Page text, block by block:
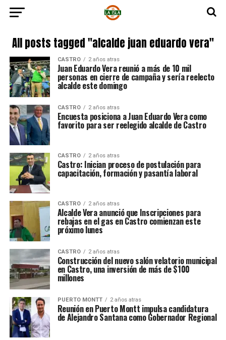
All posts tagged "alcalde juan eduardo vera"
CASTRO 2 años atras
Juan Eduardo Vera reunió a más de 10 mil
personas en cierre de campaña y sería reelecto
alcalde este domingo
CASTRO 2 años atras
Encuesta posiciona a Juan Eduardo Vera como
favorito para ser reelegido alcalde de Castro
CASTRO 2 años atras
Castro: Inician proceso de postulación para
capacitación, formación y pasantía laboral
CASTRO 2 años atras
Alcalde Vera anunció que Inscripciones para
rebajas en el gas en Castro comienzan este
próximo lunes
CASTRO 2 años atras
Construcción del nuevo salón velatorio municipal
en Castro, una inversión de más de $100
millones
PUERTO MONTT 2 años atras
Reunión en Puerto Montt impulsa candidatura
de Alejandro Santana como Gobernador Regional